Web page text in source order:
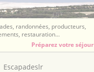
randonnées, producteurs,
restauration...
Préparez votre séjour
Escapadeslr